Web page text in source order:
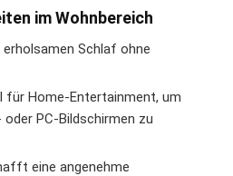
im Wohnbereich
erholsamen Schlaf ohne
für Home-Entertainment, um
PC-Bildschirmen zu
eine angenehme